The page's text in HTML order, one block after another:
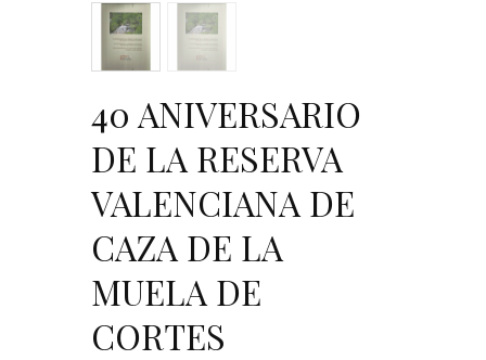
40 ANIVERSARIO
DE LA RESERVA
VALENCIANA DE
CAZA DE LA
MUELA DE
CORTES